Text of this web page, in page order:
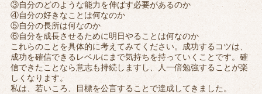
③自分のどのような能力を伸ばす必要があるのか
④自分の好きなことは何なのか
⑤自分の長所は何なのか
⑥自分を成長させるために明日やることは何なのか
これらのことを具体的に考えてみてください。成功するコツは、
成功を確信できるレベルにまで気持ちを持っていくことです。確
信できたことなら意志も持続しますし、人一倍勉強することが楽
しくなります。
私は、若いころ、目標を公言することで達成してきました。